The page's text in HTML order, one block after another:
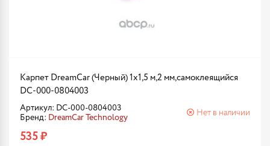
Карпет DreamCar (Черный) 1x1,5 м,2 мм,самоклеящийся
DC-000-0804003
Артикул: DC-000-0804003
Бренд: DreamCar Technology
Нет в наличии
535 ₽